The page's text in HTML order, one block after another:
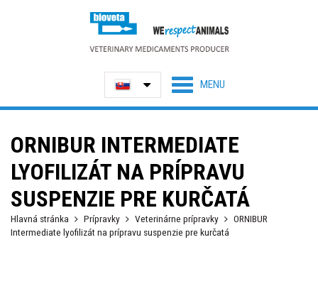
ORNIBUR INTERMEDIATE
LYOFILIZÁT NA PRÍPRAVU
SUSPENZIE PRE KURČATÁ
Hlavná stránka Prípravky Veterinárne prípravky
ORNIBUR
Intermediate lyofilizát na prípravu suspenzie pre kurčatá